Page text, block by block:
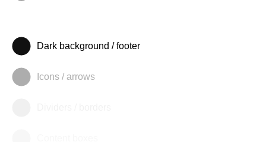
Dark background / footer
Icons / arrows